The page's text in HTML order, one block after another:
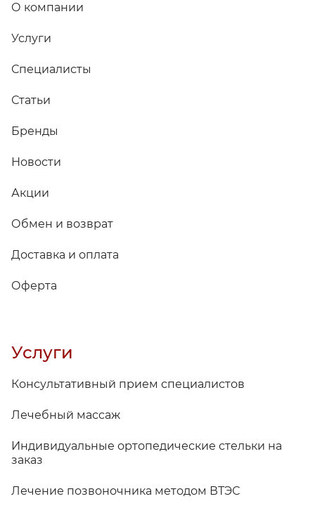
О компании
Услуги
Специалисты
Статьи
Бренды
Новости
Акции
Обмен и возврат
Доставка и оплата
Оферта
Услуги
Консультативный прием специалистов
Лечебный массаж
Индивидуальные ортопедические стельки на
заказ
Лечение позвоночника методом ВТЭС